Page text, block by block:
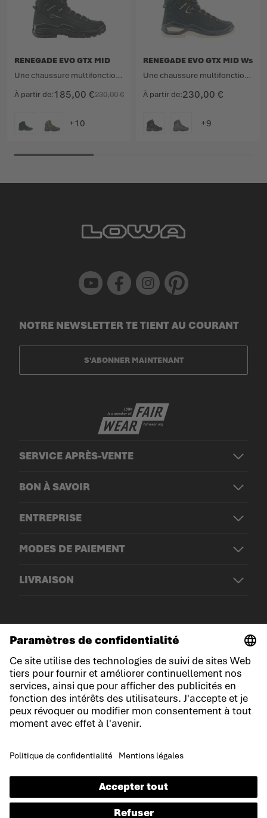
À partir de 185,00 €230,00 €
RENEGADE EVO GTX MID
Une chaussure multifonction culte désormais revisitée.
À partir de 230,00 €
RENEGADE EVO GTX MID Ws
Une chaussure multifonction culte désormais revisitée.
Youtube Facebook Instagram Pinterest
SERVICE APRÈS-VENTE
BON À SAVOIR
ENTREPRISE
MODES DE PAIEMENT
LIVRAISON
NOTRE NEWSLETTER TE TIENT AU COURANT
S'ABONNER MAINTENANT
© LOWA Sportschuhe GmbH
Mentions légales
Politique de confidentialité
Cookies
Conditions du jeu-concours
Déclaration d'accessibilité